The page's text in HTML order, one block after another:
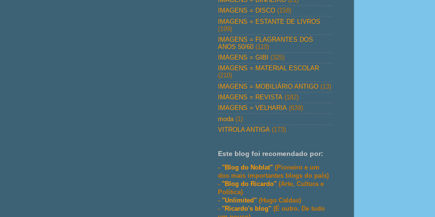
IMAGENS = DISCO (158)
IMAGENS = ESTANTE DE LIVROS
(199)
IMAGENS = FLAGRANTES DOS
ANOS 50/60 (110)
IMAGENS = GIBI
(325)
IMAGENS = MATERIAL ESCOLAR
(210)
IMAGENS = MOBILIÁRIO ANTIGO (13)
IMAGENS = REVISTA (182)
IMAGENS = VELHARIA (639)
moda (1)
VITROLA ANTIGA (173)
Este blog foi recomendado por:
- "Blog do Noblat" (Pioneiro e um
dos mais importantes blogs do país)
- "Blog do Ricardo" (Arte, Cultura e
Política)
- "Unlimited" (Hugo Caldas)
- "Ricardo's blog" (É outro. De tudo